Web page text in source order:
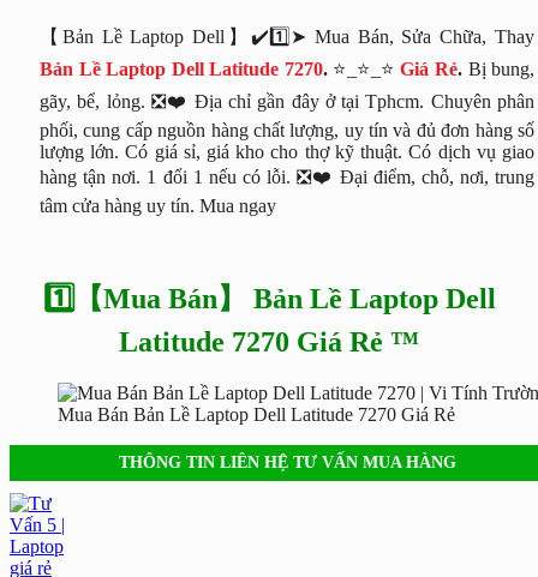
【Bản Lề Laptop Dell】✔️1️⃣➤ Mua Bán, Sửa Chữa, Thay
Bản Lề Laptop Dell Latitude 7270.⭐_⭐_⭐Giá Rẻ. Bị bung,
gãy, bể, lỏng. ❎❤️ Địa chỉ gần đây ở tại Tphcm. Chuyên phân
phối, cung cấp nguồn hàng chất lượng, uy tín và đủ đơn hàng số
lượng lớn. Có giá sỉ, giá kho cho thợ kỹ thuật. Có dịch vụ giao
hàng tận nơi. 1 đổi 1 nếu có lỗi. ❎❤️ Đại điểm, chỗ, nơi, trung
tâm cửa hàng uy tín. Mua ngay
1️⃣【Mua Bán】 Bản Lề Laptop Dell
Latitude 7270 Giá Rẻ ™
Mua Bán Bản Lề Laptop Dell Latitude 7270 Giá Rẻ
THÔNG TIN LIÊN HỆ TƯ VẤN MUA HÀNG